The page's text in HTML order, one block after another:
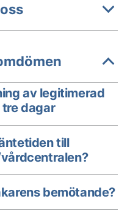
av legitimerad
dagar
till
bemötande?